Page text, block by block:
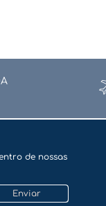
de nossas
Enviar